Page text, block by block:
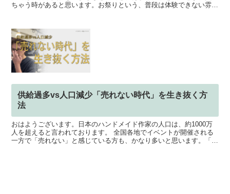
ちゃう時があると思います。お祭りという、普段は体験できない雰囲
供給過多vs人口減少「売れない時代」を生き抜く方
法
おはようございます。日本のハンドメイド作家の人口は、約1000万
人を超えると言われております。 全国各地でイベントが開催される
一方で「売れない」と感じている方も、かなり多いと思います。「頑